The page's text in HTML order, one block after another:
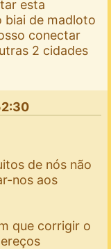
esta
biai de madloto
conectar
2 cidades
de nós não
nos aos
que corrigir o